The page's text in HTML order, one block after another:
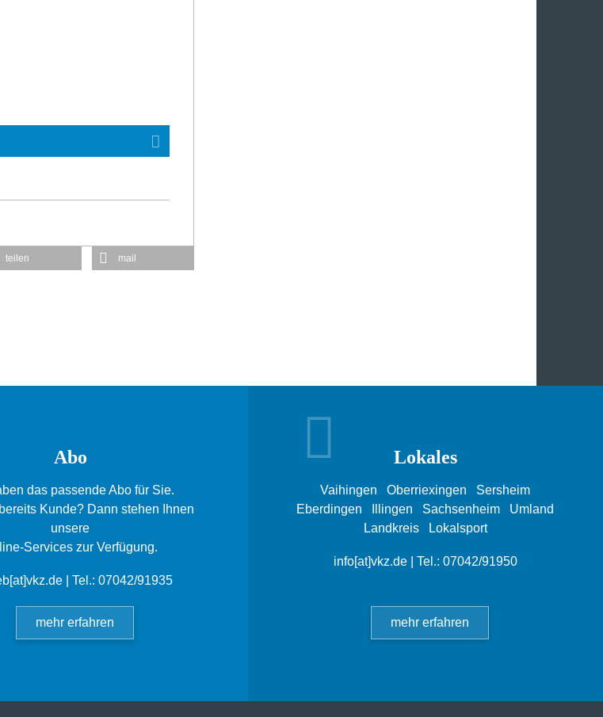
teilen mail
Abo
das passende Abo für Sie.
Kunde? Dann stehen Ihnen
unsere
Services zur Verfügung.
| Tel.: 07042/91935
mehr erfahren
Lokales
Vaihingen Oberriexingen
Sersheim
Eberdingen
Illingen Sachsenheim
Umland
Landkreis
Lokalsport
info[at]vkz.de| Tel.: 07042/91950
mehr erfahren